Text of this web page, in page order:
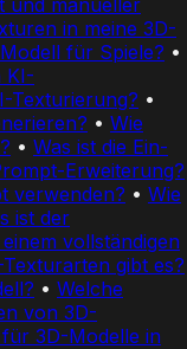
in meine 3D-
für Spiele? •
KI-
Texturierung? •
• Wie
• Was ist die Ein-
Erweiterung?
verwenden? • Wie
ist der
vollständigen
gibt es?
• Welche
von 3D-
3D-Modelle in